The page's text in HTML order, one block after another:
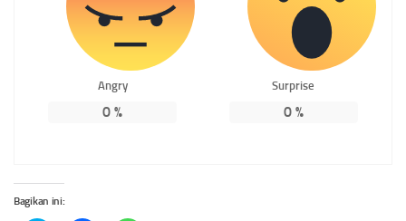
Angry
0 %
Surprise
0%
Bagikan ini: